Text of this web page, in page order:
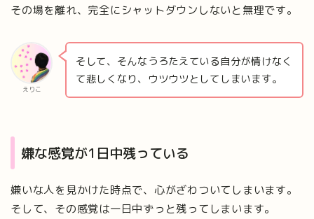
その場を離れ、完全にシャットダウンしないと無理です。
えりこ
そして、そんなうろたえている自分が情けなく
て悲しくなり、ウツウツとしてしまいます。
嫌な感覚が1日中残っている
嫌いな人を見かけた時点で、心がざわついてしまいます。
そして、その感覚は一日中ずっと残ってしまいます。